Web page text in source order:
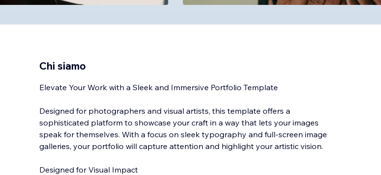
Chi siamo
Elevate Your Work with a Sleek and Immersive Portfolio Template
Designed for photographers and visual artists, this template offers a
sophisticated platform to showcase your craft in a way that lets your images
speak for themselves. With a focus on sleek typography and full-screen image
galleries, your portfolio will capture attention and highlight your artistic vision.
Designed for Visual Impact